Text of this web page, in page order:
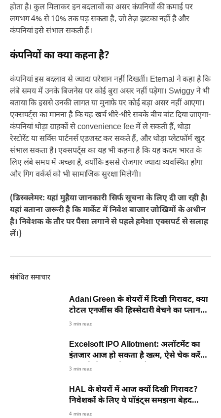
होता है। कुल मिलाकर इन बदलावों का असर कंपनियों की कमाई पर
लगभग 4% से 10% तक पड़ सकता है, जो तेज़ झटका नहीं है और
कंपनियां इसे संभाल सकती हैं।
कंपनियों का क्या कहना है?
कंपनियां इस बदलाव से ज्यादा परेशान नहीं दिखतीं। Eternal ने कहा है कि
लंबे समय में उनके बिजनेस पर कोई बुरा असर नहीं पड़ेगा। Swiggy ने भी
बताया कि इससे उनकी लागत या मुनाफे पर कोई बड़ा असर नहीं आएगा।
एक्सपर्ट्स का मानना है कि यह खर्च धीरे-धीरे सबके बीच बांट दिया जाएगा-
कंपनियां थोड़ा ग्राहकों से convenience fee में ले सकती हैं, थोड़ा
रेस्टोरेंट या सर्विस पार्टनर्स एडजस्ट कर सकते हैं, और थोड़ा प्लेटफॉर्म खुद
संभाल सकता है। एक्सपर्ट्स का यह भी कहना है कि यह कदम भारत के
लिए लंबे समय में अच्छा है, क्योंकि इससे रोजगार ज्यादा व्यवस्थित होगा
और गिग वर्कर्स को भी सामाजिक सुरक्षा मिलेगी।
(डिस्क्लेमर: यहां मुहैया जानकारी सिर्फ सूचना के लिए दी जा रही है।
यहां बताना जरूरी है कि मार्केट में निवेश बाजार जोखिमों के अधीन
है। निवेशक के तौर पर पैसा लगाने से पहले हमेशा एक्सपर्ट से सलाह
लें।)
संबंधित समाचार
Adani Green के शेयरों में दिखी गिरावट, क्या
टोटल एनर्जीस की हिस्सेदारी बेचने का प्लान
बना वजह?
3 min read
Excelsoft IPO Allotment: अलॉटमेंट का
इंतजार आज हो सकता है खत्म, ऐसे चेक करें
आपको शेयर मिले या नहीं
3 min read
HAL के शेयरों में आज क्यों दिखी गिरावट?
निवेशकों के लिए ये पॉइंट्स समझना बेहद
जरूरी
4 min read